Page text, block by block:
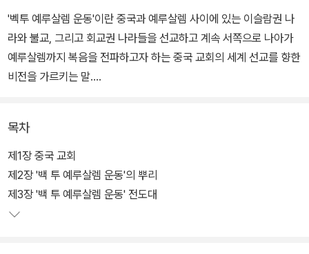
'벡투 예루살렘 운동'이란 중국과 예루살렘 사이에 있는 이슬람권 나
라와 불교, 그리고 회교권 나라들을 선교하고 계속 서쪽으로 나아가
예루살렘까지 복음을 전파하고자 하는 중국 교회의 세계 선교를 향한
비전을 가르키는 말.
자인 윈 형제, 수 형제, 에녹 왕을 통해 벡투예루살렘 운동의 역사와
현재를 그려낸다. 중국 지하교회의 용기와 비젼에서 그리스도의 제자
로서 담대한 삶을 살고자 하는 강렬한 열망을 경함할 수 있다.
목차
제1장 중국 교회
제2장 '백 투 예루살렘 운동'의 뿌리
제3장 '백 투 예루살렘 운동' 전도대